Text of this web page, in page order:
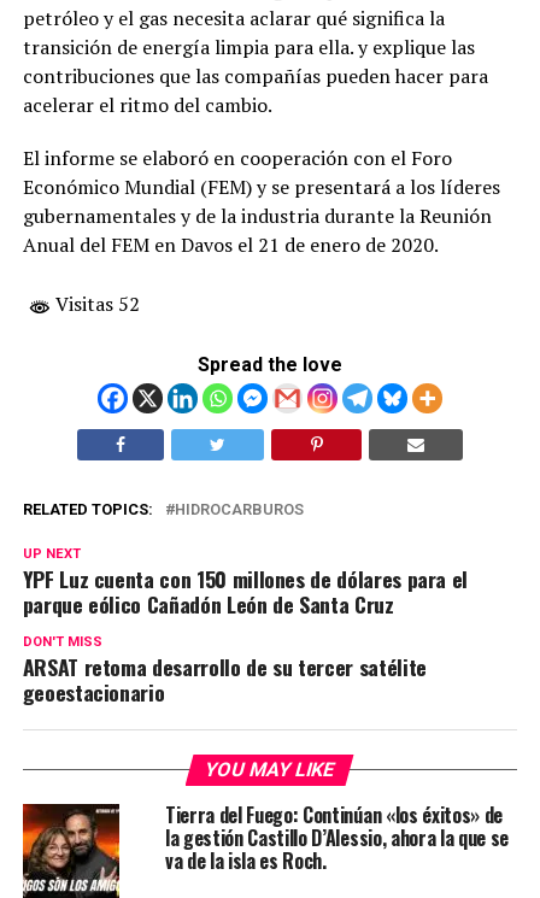
petróleo y el gas necesita aclarar qué significa la
transición de energía limpia para ella. y explique las
contribuciones que las compañías pueden hacer para
acelerar el ritmo del cambio.
El informe se elaboró ​​en cooperación con el Foro
Económico Mundial (FEM) y se presentará a los líderes
gubernamentales y de la industria durante la Reunión
Anual del FEM en Davos el 21 de enero de 2020.
Visitas 52
Spread the love
RELATED TOPICS: HIDROCARBUROS
UP NEXT
YPF Luz cuenta con 150 millones de dólares para el
parque eólico Cañadón León de Santa Cruz
DON'T MISS
ARSAT retoma desarrollo de su tercer satélite
geoestacionario
YOU MAY LIKE
Tierra del Fuego: Continúan «los éxitos» de
la gestión Castillo D’Alessio, ahora la que se
va de la isla es Roch.